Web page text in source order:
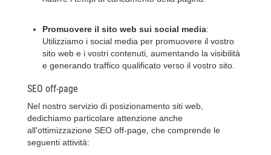
Promuovere il sito web sui social media:
Utilizziamo i social media per promuovere il vostro
sito web e i vostri contenuti, aumentando la visibilità
e generando traffico qualificato verso il vostro sito.
SEO off-page
Nel nostro servizio di posizionamento siti web,
dedichiamo particolare attenzione anche
all'ottimizzazione SEO off-page, che comprende le
seguenti attività: